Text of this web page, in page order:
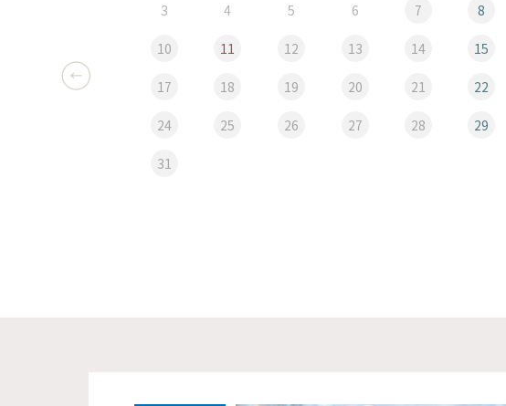
3 4 5 6 7 8
10 11 12 13 14 15
17 18 19 20 21 22
24 25 26 27 28 29
31